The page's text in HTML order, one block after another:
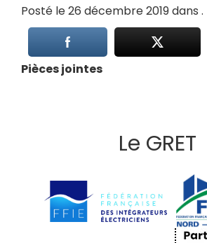
Posté le 26 décembre 2019 dans .
Pièces jointes
Le GRET